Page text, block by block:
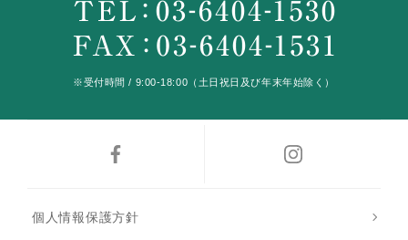
※受付時間 / 9:00-18:00（土日祝日及び年末年始除く）
個人情報保護方針